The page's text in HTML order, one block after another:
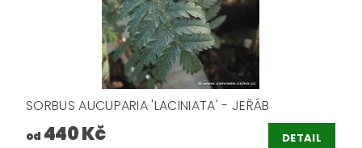
SORBUS AUCUPARIA 'LACINIATA' - JEŘÁB
od 440 Kč DETAIL